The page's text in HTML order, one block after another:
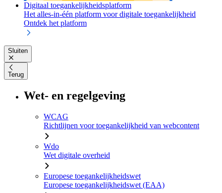
Digitaal toegankelijkheidsplatform
Het alles-in-één platform voor digitale toegankelijkheid
Ontdek het platform
Sluiten
Terug
Wet- en regelgeving
WCAG
Richtlijnen voor toegankelijkheid van webcontent
Wdo
Wet digitale overheid
Europese toegankelijkheidswet
Europese toegankelijkheidswet (EAA)